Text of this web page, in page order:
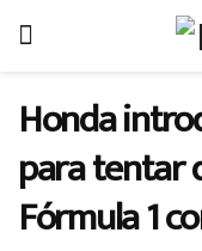
Honda
para tentar
Fórmula 1